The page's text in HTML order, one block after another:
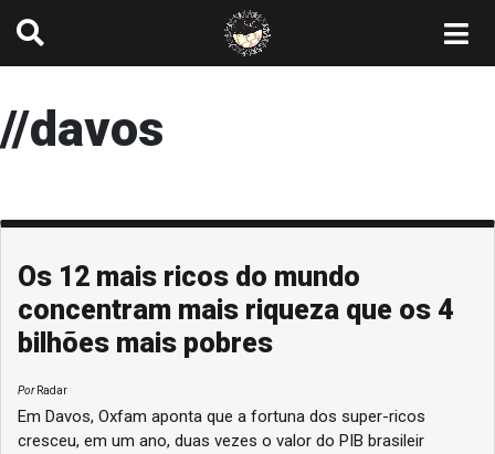
//davos
Os 12 mais ricos do mundo
concentram mais riqueza que os 4
bilhões mais pobres
PorRadar
Em Davos, Oxfam aponta que a fortuna dos super-ricos
cresceu, em um ano, duas vezes o valor do PIB brasileir